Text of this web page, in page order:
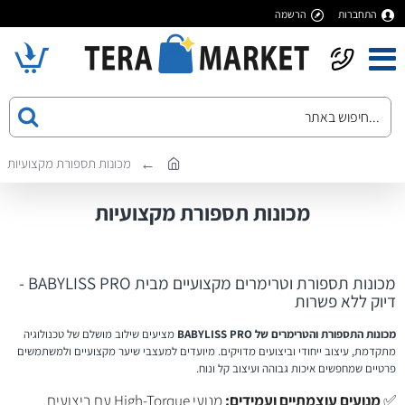
התחברות הרשמה
מכונות תספורת מקצועיות
מכונות תספורת מקצועיות
מכונות תספורת וטרימרים מקצועיים מבית BABYLISS PRO -
דיוק ללא פשרות
מכונות התספורת והטרימרים של BABYLISS PRO
מציעים שילוב מושלם של טכנולוגיה
מתקדמת, עיצוב ייחודי וביצועים מדויקים. מיועדים למעצבי שיער מקצועיים ולמשתמשים
פרטיים שמחפשים איכות גבוהה ועיצוב קל ונוח.
✅מנועים עוצמתיים ועמידים:
מנועי High-Torque עם ביצועים